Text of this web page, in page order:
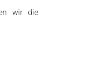
wir die